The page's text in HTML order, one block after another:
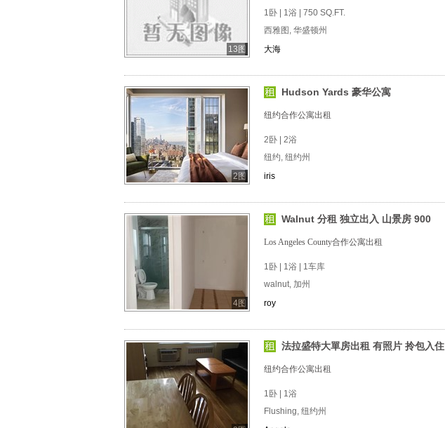
13图
1卧 | 1浴 | 750 SQ.FT.
西雅图, 华盛顿州
大海
2图
Hudson Yards 豪华公寓
纽约合作公寓出租
2卧 | 2浴
纽约, 纽约州
iris
4图
Walnut 分租 独立出入 山景房 900
Los Angeles County合作公寓出租
1卧 | 1浴 | 1车库
walnut, 加州
roy
法拉盛特大單房出租 有照片 拎包入住
纽约合作公寓出租
1卧 | 1浴
Flushing, 纽约州